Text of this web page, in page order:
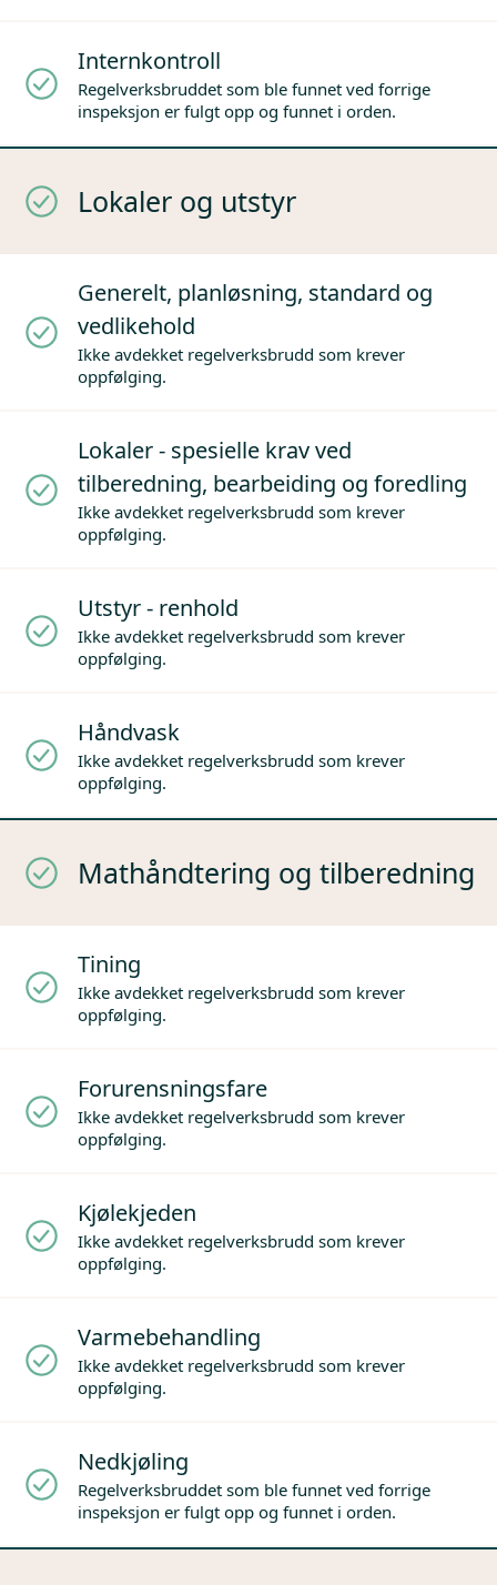
Internkontroll
Regelverksbruddet som ble funnet ved forrige
inspeksjon er fulgt opp og funnet i orden.
Lokaler og utstyr
Generelt, planløsning, standard og
vedlikehold
Ikke avdekket regelverksbrudd som krever
oppfølging.
Lokaler - spesielle krav ved
tilberedning, bearbeiding og foredling
Ikke avdekket regelverksbrudd som krever
oppfølging.
Utstyr - renhold
Ikke avdekket regelverksbrudd som krever
oppfølging.
Håndvask
Ikke avdekket regelverksbrudd som krever
oppfølging.
Mathåndtering og tilberedning
Tining
Ikke avdekket regelverksbrudd som krever
oppfølging.
Forurensningsfare
Ikke avdekket regelverksbrudd som krever
oppfølging.
Kjølekjeden
Ikke avdekket regelverksbrudd som krever
oppfølging.
Varmebehandling
Ikke avdekket regelverksbrudd som krever
oppfølging.
Nedkjøling
Regelverksbruddet som ble funnet ved forrige
inspeksjon er fulgt opp og funnet i orden.